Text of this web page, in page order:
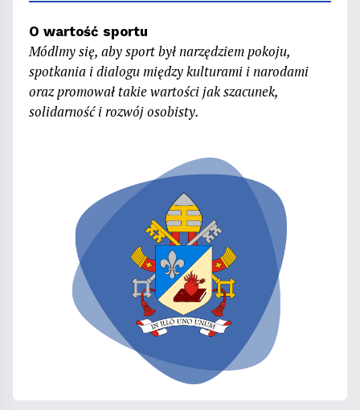
O wartość sportu
Módlmy się, aby sport był narzędziem pokoju,
spotkania i dialogu między kulturami i narodami
oraz promował takie wartości jak szacunek,
solidarność i rozwój osobisty.